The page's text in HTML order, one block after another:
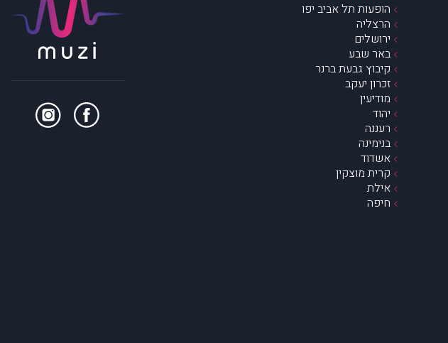
הופעות תל אביב יפו
הרצליה
ירושלים
באר שבע
קיבוץ גבעת ברנר
זכרון יעקב
מודיעין
יהוד
רעננה
בנימינה
אשדוד
קרית מוצקין
אילת
חיפה